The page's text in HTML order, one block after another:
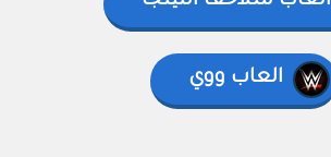
العاب ووي